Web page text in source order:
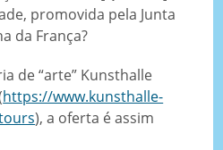
promovida pela Junta
da França?
de “arte” Kunsthalle
https://www.kunsthalle-
), a oferta é assim